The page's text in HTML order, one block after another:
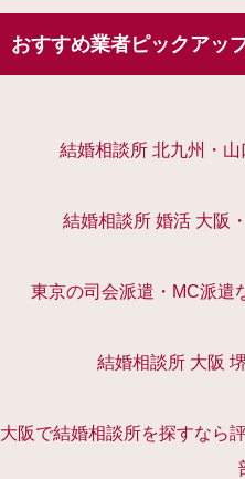
おすすめ業者ピックアッ
結婚相談所 北九州・山
結婚相談所 婚活 大阪
東京の司会派遣・MC派遣
結婚相談所 大阪
大阪で結婚相談所を探すなら